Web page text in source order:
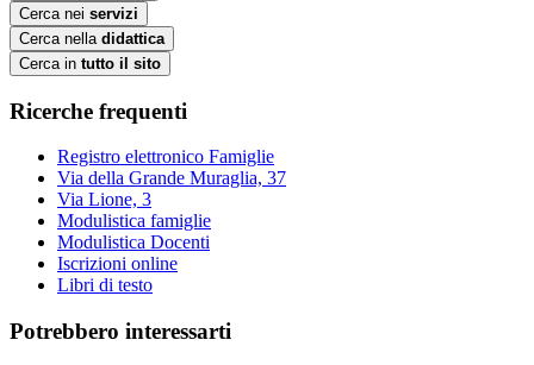
Cerca nei servizi
Cerca nella didattica
Cerca in tutto il sito
Ricerche frequenti
Registro elettronico Famiglie
Via della Grande Muraglia, 37
Via Lione, 3
Modulistica famiglie
Modulistica Docenti
Iscrizioni online
Libri di testo
Potrebbero interessarti